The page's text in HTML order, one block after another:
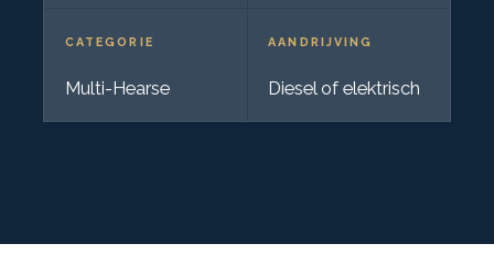
CATEGORIE
Multi-Hearse
AANDRIJVING
Diesel of elektrisch